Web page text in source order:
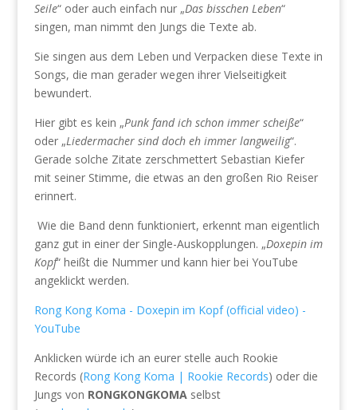
Seile“ oder auch einfach nur „Das bisschen Leben“
singen, man nimmt den Jungs die Texte ab.
Sie singen aus dem Leben und Verpacken diese Texte in
Songs, die man gerader wegen ihrer Vielseitigkeit
bewundert.
Hier gibt es kein „Punk fand ich schon immer scheiße“
oder „Liedermacher sind doch eh immer langweilig“.
Gerade solche Zitate zerschmettert Sebastian Kiefer
mit seiner Stimme, die etwas an den großen Rio Reiser
erinnert.
Wie die Band denn funktioniert, erkennt man eigentlich
ganz gut in einer der Single-Auskopplungen. „Doxepin im
Kopf“ heißt die Nummer und kann hier bei YouTube
angeklickt werden.
Rong Kong Koma - Doxepin im Kopf (official video) -
YouTube
Anklicken würde ich an eurer stelle auch Rookie
Records (Rong Kong Koma | Rookie Records) oder die
Jungs von RONGKONGKOMAselbst